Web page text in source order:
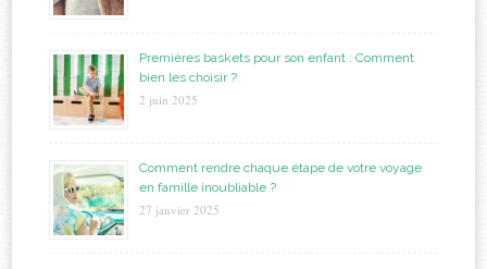
Premières baskets pour son enfant : Comment
bien les choisir ?
2 juin 2025
Comment rendre chaque étape de votre voyage
en famille inoubliable ?
27 janvier 2025